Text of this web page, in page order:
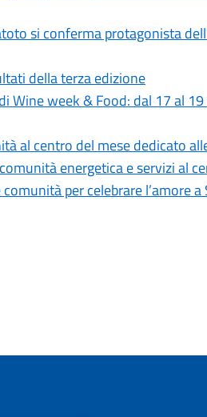
si conferma protagonista
della terza edizione
Wine week & Food: dal 17 al
al centro del mese dedicato
energetica e servizi al
per celebrare l’amore a